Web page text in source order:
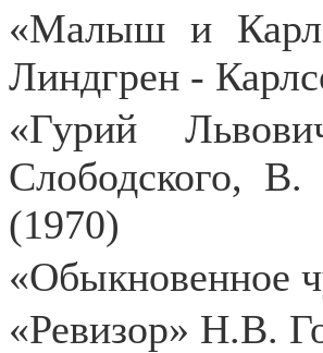
«Малыш и
Линдгрен -
«Гурий
Слободского,
(1970)
«Обыкновенное
«Ревизор» Н.В.